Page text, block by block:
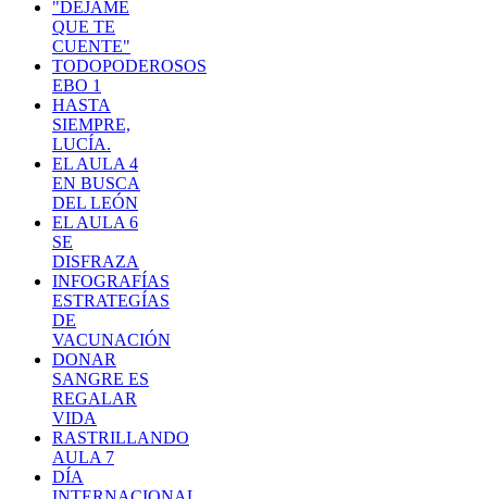
"DEJAME
QUE TE
CUENTE"
TODOPODEROSOS
EBO 1
HASTA
SIEMPRE,
LUCÍA.
EL AULA 4
EN BUSCA
DEL LEÓN
EL AULA 6
SE
DISFRAZA
INFOGRAFÍAS
ESTRATEGÍAS
DE
VACUNACIÓN
DONAR
SANGRE ES
REGALAR
VIDA
RASTRILLANDO
AULA 7
DÍA